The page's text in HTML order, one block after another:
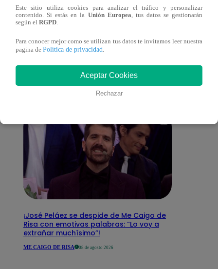
También te puede
interesar
¡José Peláez se despide de Me Caigo de
Risa con emotivas palabras: “Lo voy a
extrañar muchísimo”!
ME CAIGO DE RISA 08 de agosto 2026
Este sitio utiliza cookies para analizar el tráfico y personalizar
contenido. Si estás en la Unión Europea, tus datos se gestionarán
según el RGPD.
Para conocer mejor como se utilizan tus datos te invitamos leer nuestra
pagina de Política de privacidad.
Aceptar Cookies
Rechazar